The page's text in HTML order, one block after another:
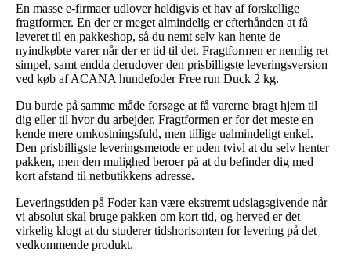
En masse e-firmaer udlover heldigvis et hav af forskellige
fragtformer. En der er meget almindelig er efterhånden at få
leveret til en pakkeshop, så du nemt selv kan hente de
nyindkøbte varer når der er tid til det. Fragtformen er nemlig ret
simpel, samt endda derudover den prisbilligste leveringsversion
ved køb af ACANA hundefoder Free run Duck 2 kg.
Du burde på samme måde forsøge at få varerne bragt hjem til
dig eller til hvor du arbejder. Fragtformen er for det meste en
kende mere omkostningsfuld, men tillige ualmindeligt enkel.
Den prisbilligste leveringsmetode er uden tvivl at du selv henter
pakken, men den mulighed beroer på at du befinder dig med
kort afstand til netbutikkens adresse.
Leveringstiden på Foder kan være ekstremt udslagsgivende når
vi absolut skal bruge pakken om kort tid, og herved er det
virkelig klogt at du studerer tidshorisonten for levering på det
vedkommende produkt.